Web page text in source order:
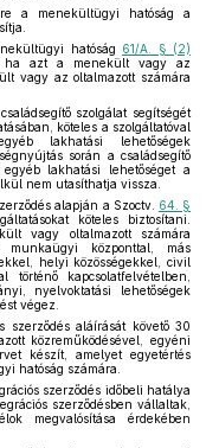
a menekültügyi hatóság a
hatóság 61/A. § (2)
ha azt a menekült vagy az
vagy az oltalmazott számára
szolgálat segítségét
köteles a szolgáltatóval
lakhatási lehetőségek
során a családsegítő
lakhatási lehetőséget a
nem utasíthatja vissza.
alapján a Szoctv. 64. §
köteles biztosítani.
vagy oltalmazott számára
központtal, más
helyi közösségekkel, civil
kapcsolatfelvételben,
nyelvoktatási lehetőségek
végez.
szerződés aláírását követő 30
közreműködésével, egyéni
készít, amelyet egyetértés
hatóság számára.
szerződés időbeli hatálya
szerződésben vállaltak,
megvalósítása érdekében